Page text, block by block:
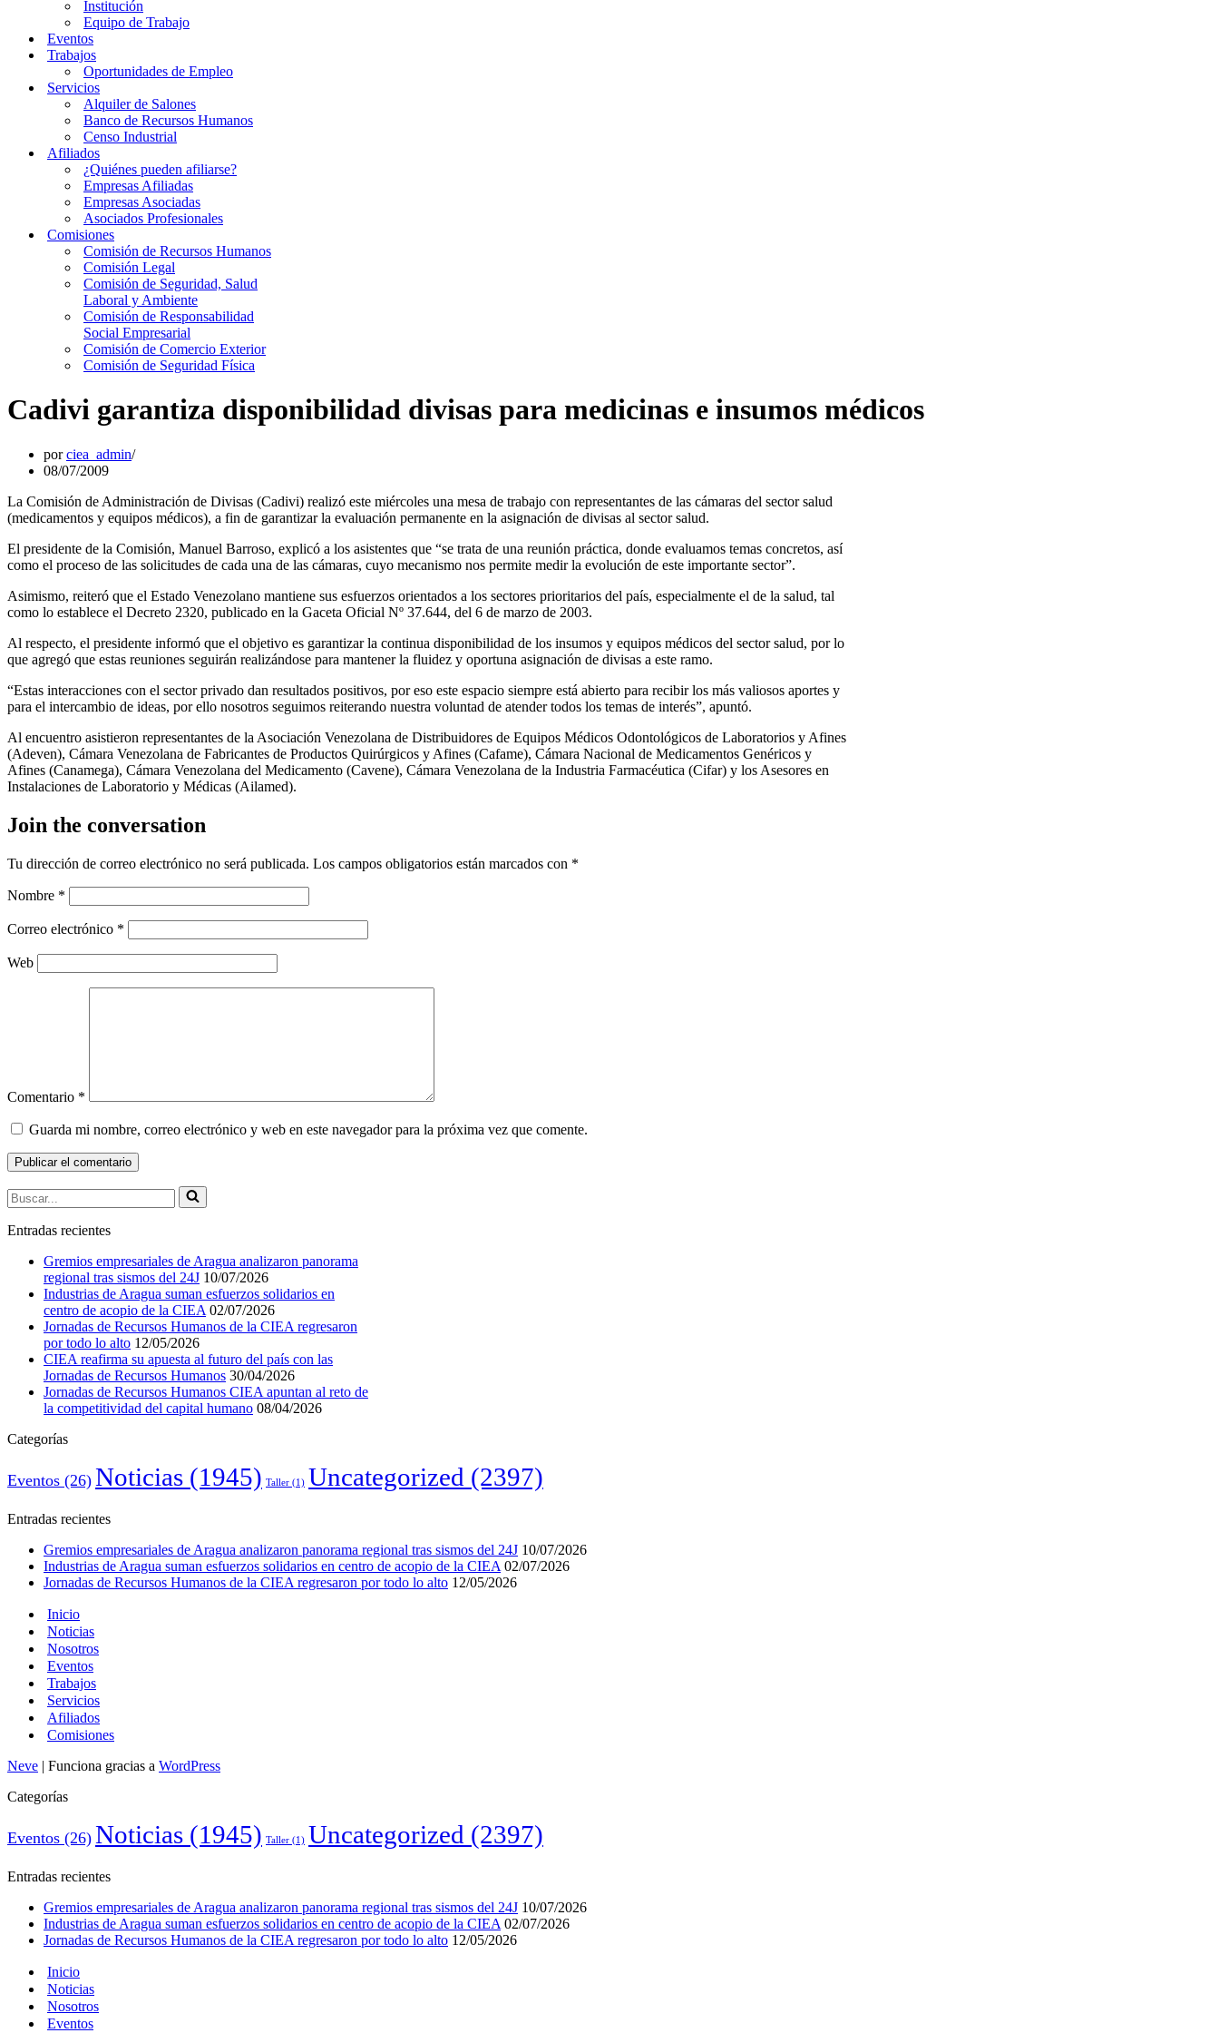
Institución
Equipo de Trabajo
Eventos
Trabajos
Oportunidades de Empleo
Servicios
Alquiler de Salones
Banco de Recursos Humanos
Censo Industrial
Afiliados
¿Quiénes pueden afiliarse?
Empresas Afiliadas
Empresas Asociadas
Asociados Profesionales
Comisiones
Comisión de Recursos Humanos
Comisión Legal
Comisión de Seguridad, Salud
Laboral y Ambiente
Comisión de Responsabilidad
Social Empresarial
Comisión de Comercio Exterior
Comisión de Seguridad Física
Cadivi garantiza disponibilidad divisas para medicinas e insumos médicos
porciea_admin
08/07/2009
La Comisión de Administración de Divisas (Cadivi) realizó este miércoles una mesa de trabajo con representantes de las cámaras del sector salud
(medicamentos y equipos médicos), a fin de garantizar la evaluación permanente en la asignación de divisas al sector salud.
El presidente de la Comisión, Manuel Barroso, explicó a los asistentes que “se trata de una reunión práctica, donde evaluamos temas concretos, así
como el proceso de las solicitudes de cada una de las cámaras, cuyo mecanismo nos permite medir la evolución de este importante sector”.
Asimismo, reiteró que el Estado Venezolano mantiene sus esfuerzos orientados a los sectores prioritarios del país, especialmente el de la salud, tal
como lo establece el Decreto 2320, publicado en la Gaceta Oficial Nº 37.644, del 6 de marzo de 2003.
Al respecto, el presidente informó que el objetivo es garantizar la continua disponibilidad de los insumos y equipos médicos del sector salud, por lo
que agregó que estas reuniones seguirán realizándose para mantener la fluidez y oportuna asignación de divisas a este ramo.
“Estas interacciones con el sector privado dan resultados positivos, por eso este espacio siempre está abierto para recibir los más valiosos aportes y
para el intercambio de ideas, por ello nosotros seguimos reiterando nuestra voluntad de atender todos los temas de interés”, apuntó.
Al encuentro asistieron representantes de la Asociación Venezolana de Distribuidores de Equipos Médicos Odontológicos de Laboratorios y Afines
(Adeven), Cámara Venezolana de Fabricantes de Productos Quirúrgicos y Afines (Cafame), Cámara Nacional de Medicamentos Genéricos y
Afines (Canamega), Cámara Venezolana del Medicamento (Cavene), Cámara Venezolana de la Industria Farmacéutica (Cifar) y los Asesores en
Instalaciones de Laboratorio y Médicas (Ailamed).
Join the conversation
Tu dirección de correo electrónico no será publicada. Los campos obligatorios están marcados con *
Nombre *
Correo electrónico *
Web
Comentario *
Guarda mi nombre, correo electrónico y web en este navegador para la próxima vez que comente.
Buscar...
Entradas recientes
Gremios empresariales de Aragua analizaron panorama
regional tras sismos del 24J 10/07/2026
Industrias de Aragua suman esfuerzos solidarios en
centro de acopio de la CIEA 02/07/2026
Jornadas de Recursos Humanos de la CIEA regresaron
por todo lo alto 12/05/2026
CIEA reafirma su apuesta al futuro del país con las
Jornadas de Recursos Humanos 30/04/2026
Jornadas de Recursos Humanos CIEA apuntan al reto de
la competitividad del capital humano 08/04/2026
Categorías
Eventos (26) Noticias (1945) Taller (1) Uncategorized (2397)
Entradas recientes
Gremios empresariales de Aragua analizaron panorama regional tras sismos del 24J 10/07/2026
Industrias de Aragua suman esfuerzos solidarios en centro de acopio de la CIEA 02/07/2026
Jornadas de Recursos Humanos de la CIEA regresaron por todo lo alto 12/05/2026
Inicio
Noticias
Nosotros
Eventos
Trabajos
Servicios
Afiliados
Comisiones
Neve | Funciona gracias a WordPress
Categorías
Eventos (26) Noticias (1945) Taller (1) Uncategorized (2397)
Entradas recientes
Gremios empresariales de Aragua analizaron panorama regional tras sismos del 24J 10/07/2026
Industrias de Aragua suman esfuerzos solidarios en centro de acopio de la CIEA 02/07/2026
Jornadas de Recursos Humanos de la CIEA regresaron por todo lo alto 12/05/2026
Inicio
Noticias
Nosotros
Eventos